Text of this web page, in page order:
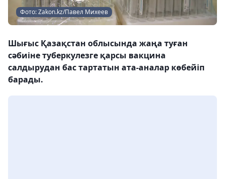
Фото: Zakon.kz/Павел Михеев
Шығыс Қазақстан облысында жаңа туған
сәбиіне туберкулезге қарсы вакцина
салдырудан бас тартатын ата-аналар көбейіп
барады.